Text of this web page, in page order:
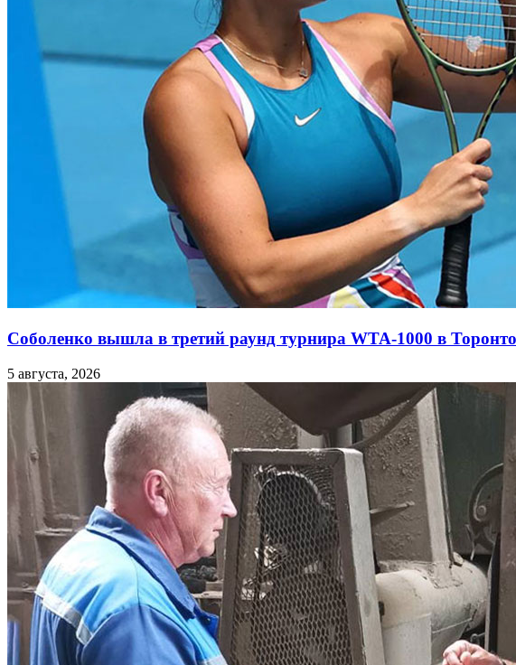
Соболенко вышла в третий раунд турнира WTA-1000 в Торонто
5 августа, 2026